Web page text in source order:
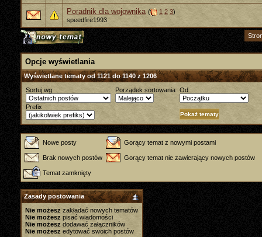
Poradnik dla wojownika ( 1 2 3)
speedfire1993
Opcje wyświetlania
Wyświetlane tematy od 1121 do 1140 z 1206
Sortuj wg
Porządek sortowania Od
Prefix
Nowe posty Gorący temat z nowymi postami
Brak nowych postów Gorący temat nie zawierający nowych postów
Temat zamknięty
Zasady postowania
Nie możesz zakładać nowych tematów
Nie możesz pisać wiadomości
Nie możesz dodawać załączników
Nie możesz edytować swoich postów